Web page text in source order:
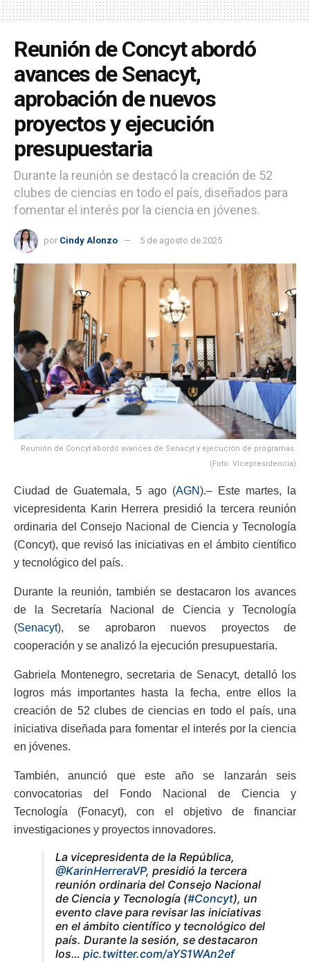
Reunión de Concyt abordó
avances de Senacyt,
aprobación de nuevos
proyectos y ejecución
presupuestaria
Durante la reunión se destacó la creación de 52
clubes de ciencias en todo el país, diseñados para
fomentar el interés por la ciencia en jóvenes.
por Cindy Alonzo 5 de agosto de 2025
Reunión de Concyt abordó avances de Senacyt y ejecución de programas.
(Foto: Vicepresidencia)
Ciudad de Guatemala, 5 ago (AGN).– Este martes, la
vicepresidenta Karin Herrera presidió la tercera reunión
ordinaria del Consejo Nacional de Ciencia y Tecnología
(Concyt), que revisó las iniciativas en el ámbito científico
y tecnológico del país.
Durante la reunión, también se destacaron los avances
de la Secretaría Nacional de Ciencia y Tecnología
(Senacyt), se aprobaron nuevos proyectos de
cooperación y se analizó la ejecución presupuestaria.
Gabriela Montenegro, secretaria de Senacyt, detalló los
logros más importantes hasta la fecha, entre ellos la
creación de 52 clubes de ciencias en todo el país, una
iniciativa diseñada para fomentar el interés por la ciencia
en jóvenes.
También, anunció que este año se lanzarán seis
convocatorias del Fondo Nacional de Ciencia y
Tecnología (Fonacyt), con el objetivo de financiar
investigaciones y proyectos innovadores.
La vicepresidenta de la República,
@KarinHerreraVP, presidió la tercera
reunión ordinaria del Consejo Nacional
de Ciencia y Tecnología (#Concyt), un
evento clave para revisar las iniciativas
en el ámbito científico y tecnológico del
país. Durante la sesión, se destacaron
los… pic.twitter.com/aYS1WAn2ef